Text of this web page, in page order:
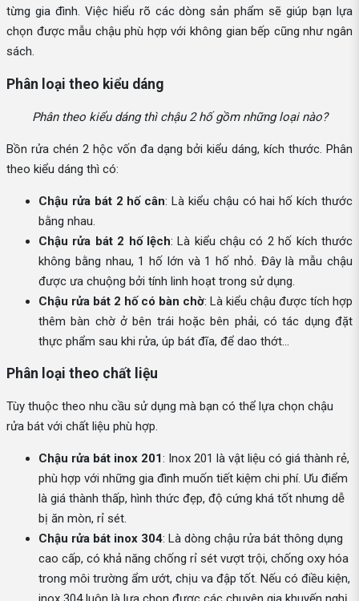
từng gia đình. Việc hiểu rõ các dòng sản phẩm sẽ giúp bạn lựa
chọn được mẫu chậu phù hợp với không gian bếp cũng như ngân
sách.
Phân loại theo kiểu dáng
Phân theo kiểu dáng thì chậu 2 hố gồm những loại nào?
Bồn rửa chén 2 hộc vốn đa dạng bởi kiểu dáng, kích thước. Phân
theo kiểu dáng thì có:
Chậu rửa bát 2 hố cân: Là kiểu chậu có hai hố kích thước
bằng nhau.
Chậu rửa bát 2 hố lệch: Là kiểu chậu có 2 hố kích thước
không bằng nhau, 1 hố lớn và 1 hố nhỏ. Đây là mẫu chậu
được ưa chuộng bởi tính linh hoạt trong sử dụng.
Chậu rửa bát 2 hố có bàn chờ: Là kiểu chậu được tích hợp
thêm bàn chờ ở bên trái hoặc bên phải, có tác dụng đặt
thực phẩm sau khi rửa, úp bát đĩa, để dao thớt...
Phân loại theo chất liệu
Tùy thuộc theo nhu cầu sử dụng mà bạn có thể lựa chọn chậu
rửa bát với chất liệu phù hợp.
Chậu rửa bát inox 201: Inox 201 là vật liệu có giá thành rẻ,
phù hợp với những gia đình muốn tiết kiệm chi phí. Ưu điểm
là giá thành thấp, hình thức đẹp, độ cứng khá tốt nhưng dễ
bị ăn mòn, rỉ sét.
Chậu rửa bát inox 304: Là dòng chậu rửa bát thông dụng
cao cấp, có khả năng chống rỉ sét vượt trội, chống oxy hóa
trong môi trường ẩm ướt, chịu va đập tốt. Nếu có điều kiện,